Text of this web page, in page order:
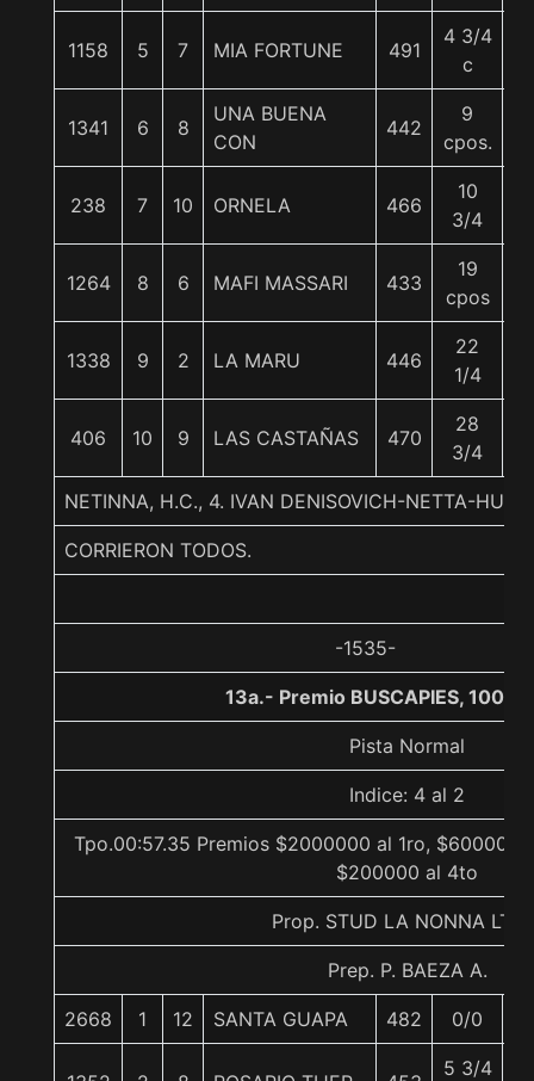
1158 5 7 MIA FORTUNE 491
4 3/4
c
1341 6 8
UNA BUENA
CON
442
9
cpos.
238 7 10 ORNELA 466
10
3/4
1264 8 6 MAFI MASSARI 433
19
cpos
1338 9 2 LA MARU 446
22
1/4
406 10 9 LAS CASTAÑAS 470
28
3/4
NETINNA, H.C., 4. IVAN DENISOVICH-NETTA-
CORRIERON TODOS.
-1535-
13a.- Premio BUSCAPIES, 1000
Pista Normal
Indice: 4 al 2
Tpo.00:57.35 Premios $2000000 al 1ro, $600000
$200000 al 4to
Prop. STUD LA NONNA
Prep. P. BAEZA A.
2668 1 12 SANTA GUAPA 482 0/0
5 3/4